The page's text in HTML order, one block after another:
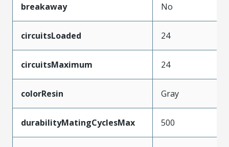
breakaway No
circuitsLoaded 24
circuitsMaximum 24
colorResin Gray
durabilityMatingCyclesMax 500